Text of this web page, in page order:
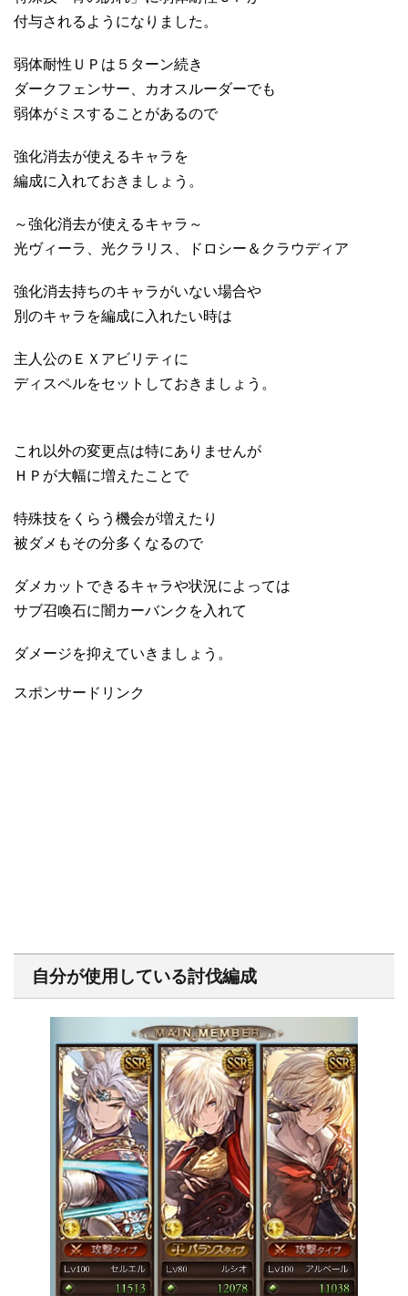
付与されるようになりました。
弱体耐性ＵＰは５ターン続き
ダークフェンサー、カオスルーダーでも
弱体がミスすることがあるので
強化消去が使えるキャラを
編成に入れておきましょう。
～強化消去が使えるキャラ～
光ヴィーラ、光クラリス、ドロシー＆クラウディア
強化消去持ちのキャラがいない場合や
別のキャラを編成に入れたい時は
主人公のＥＸアビリティに
ディスペルをセットしておきましょう。
これ以外の変更点は特にありませんが
ＨＰが大幅に増えたことで
特殊技をくらう機会が増えたり
被ダメもその分多くなるので
ダメカットできるキャラや状況によっては
サブ召喚石に闇カーバンクを入れて
ダメージを抑えていきましょう。
スポンサードリンク
自分が使用している討伐編成